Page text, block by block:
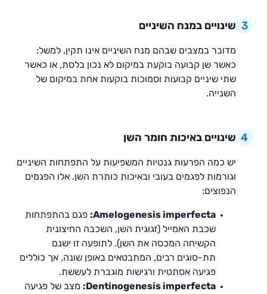
3 שינויים במנח השיניים
מדובר במצבים שבהם מנח השיניים אינו תקין, למשל:
כאשר שן קבועה בוקעת במיקום לא נכון בלסת, או כאשר
שתי שיניים קבועות וסמוכות בוקעות אחת במיקום של
השנייה.
4 שינויים באיכות חומר השן
יש כמה הפרעות גנטיות המשפיעות על התפתחות השיניים
וגורמות לפגמים בעובי ובאיכות כותרת השן. אלו הפגמים
הנפוצים:
Amelogenesis imperfecta: פגם בהתפתחות
שכבת האמייל (זגוגית השן, השכבה החיצונית
הקשיחה המכסה את השן). לתופעה זו ישנם
תת-סוגים רבים, המתבטאים באופן שונה, אך כוללים
פגיעה אסתטית ורגישות מוגברת לעששת.
Dentinogenesis imperfecta: מצב של פגיעה